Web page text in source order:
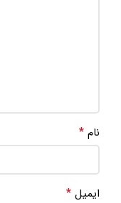
نام *
ایمیل *